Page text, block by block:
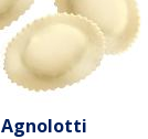
Agnolotti